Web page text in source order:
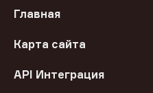
Главная
Карта сайта
API Интеграция